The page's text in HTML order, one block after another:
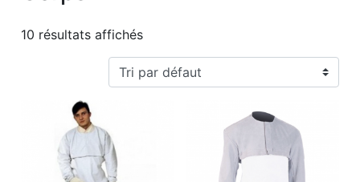
10 résultats affichés